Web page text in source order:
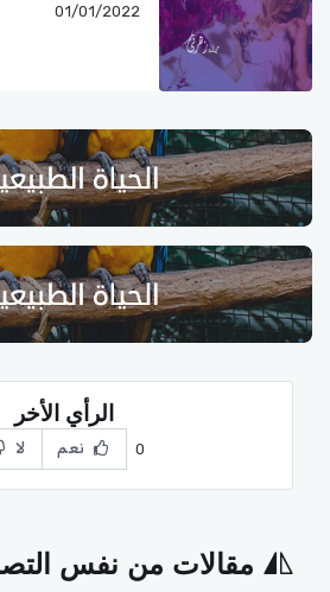
01/01/2022
الرأي الأخر
0 نعم لا
مقالات من نفس